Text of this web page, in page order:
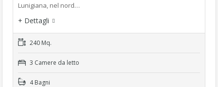
Lunigiana, nel nord…
+ Dettagli
240 Mq.
3 Camere da letto
4 Bagni